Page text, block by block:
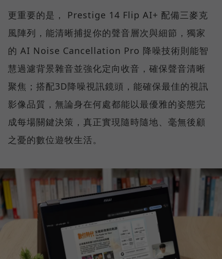
更重要的是， Prestige 14 Flip AI+ 配備三麥克
風陣列，能清晰捕捉你的聲音層次與細節，獨家
的 AI Noise Cancellation Pro 降噪技術則能智
慧過濾背景雜音並強化定向收音，確保聲音清晰
聚焦；搭配3D降噪視訊鏡頭，能確保最佳的視訊
影像品質，無論身在何處都能以最優雅的姿態完
成每場關鍵決策，真正實現隨時隨地、毫無後顧
之憂的數位遊牧生活。